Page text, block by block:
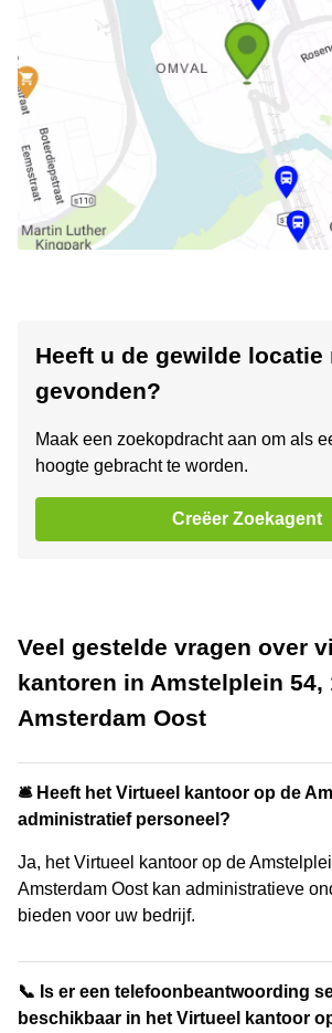
Heeft u de gewilde locatie
gevonden?
Maak een zoekopdracht aan om als
hoogte gebracht te worden.
Creëer Zoekagent
Veel gestelde vragen over
kantoren in Amstelplein 54,
Amsterdam Oost
🛎 Heeft het Virtueel kantoor op de
administratief personeel?
Ja, het Virtueel kantoor op de
Amsterdam Oost kan administratieve
bieden voor uw bedrijf.
📞 Is er een telefoonbeantwoording
beschikbaar in het Virtueel kantoor